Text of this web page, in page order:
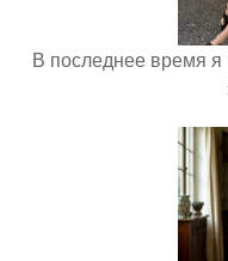
В последнее время я